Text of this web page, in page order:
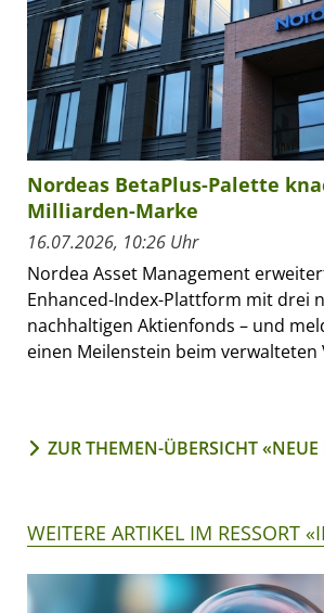
Nordeas BetaPlus-Palette
Milliarden-Marke
16.07.2026, 10:26 Uhr
Nordea Asset Management
Enhanced-Index-Plattform mit drei
nachhaltigen Aktienfonds – und
einen Meilenstein beim verwalteten
ZUR THEMEN-ÜBERSICHT
WEITERE ARTIKEL IM RESSORT